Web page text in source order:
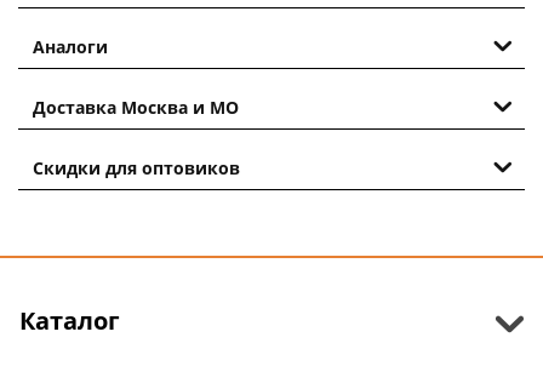
Аналоги
Доставка Москва и МО
Скидки для оптовиков
Каталог